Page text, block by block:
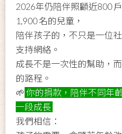
2026年仍陪伴照顧近800
1,900 名的兒童，
陪伴孩子的，不只是一位
支持網絡。
成長不是一次性的幫助，
的路程。
🌱 你的捐款，陪伴不同年
一段成長
我們相信：